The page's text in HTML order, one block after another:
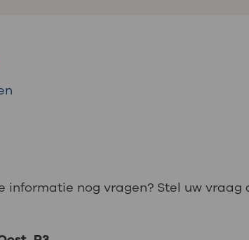
informatie nog vragen? Stel uw